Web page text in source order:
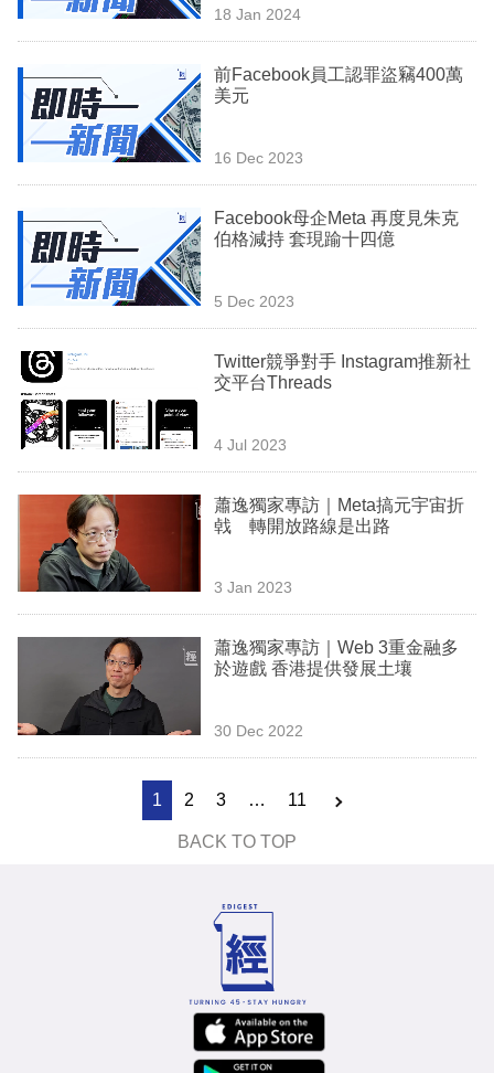
訂
閱
18 Jan 2024
前Facebook員工認罪盜竊400萬
美元
16 Dec 2023
Facebook母企Meta 再度見朱克
伯格減持 套現踰十四億
5 Dec 2023
Twitter競爭對手 Instagram推新社
交平台Threads
4 Jul 2023
蕭逸獨家專訪｜Meta搞元宇宙折
㦸 轉開放路線是出路
3 Jan 2023
蕭逸獨家專訪｜Web 3重金融多
於遊戲 香港提供發展土壤
30 Dec 2022
1 2 3 … 11
BACK TO TOP